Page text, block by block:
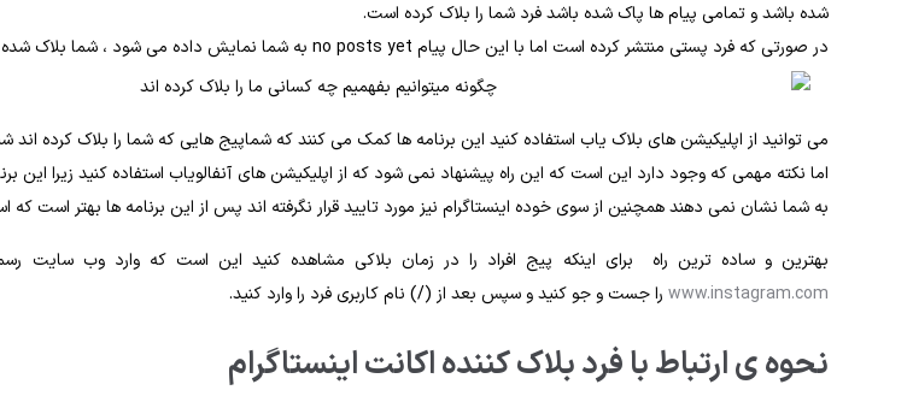
شده باشد و تمامی پیام ها پاک شده باشد فرد شما را بلاک کرده است.
در صورتی که فرد پستی منتشر کرده است اما با این حال پیام no posts yet به شما نمایش داده می شود ، شما بلاک شده اید.
می توانید از اپلیکیشن های بلاک یاب استفاده کنید این برنامه ها کمک می کنند که شماپیج هایی که شما را بلاک کرده اند
اما نکته مهمی که وجود دارد این است که این راه پیشنهاد نمی شود که از اپلیکیشن های آنفالویاب استفاده کنید زیرا این
به شما نشان نمی دهند همچنین از سوی خوده اینستاگرام نیز مورد تایید قرار نگرفته اند پس از این برنامه ها بهتر است که
بهترین و ساده ترین راه برای اینکه پیج افراد را در زمان بلاکی مشاهده کنید این است که وارد وب سایت
www.instagram.com را جست و جو کنید و سپس بعد از (/) نام کاربری فرد را وارد کنید.
نحوه ی ارتباط با فرد بلاک کننده اکانت اینستاگرام